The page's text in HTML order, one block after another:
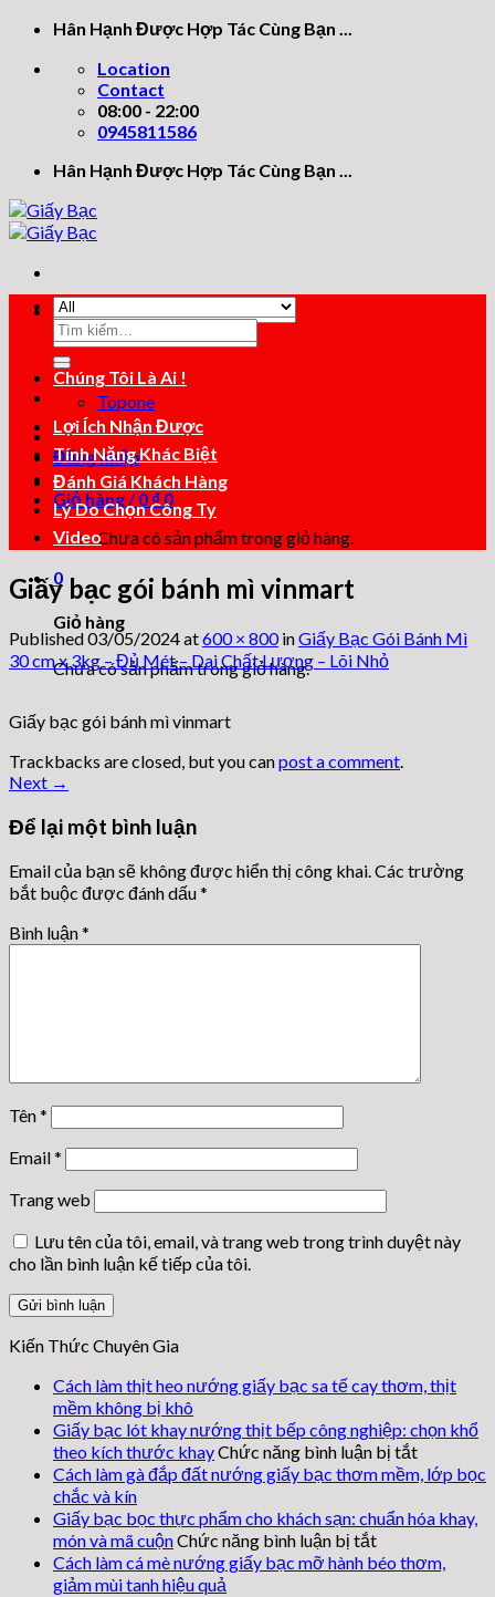
Skip
content
Hân Hạnh Được Hợp Tác Cùng Bạn ...
Location
Contact
08:00 - 22:00
0945811586
Hân Hạnh Được Hợp Tác Cùng Bạn ...
Tìm
kiếm:
Đăng nhập
Giỏ hàng /0 ₫ 0
Chưa có sản phẩm trong giỏ hàng.
0
Giỏ hàng
Chưa có sản phẩm trong giỏ hàng.
Tìm
kiếm:
Chúng Tôi Là Ai !
Topone
Lợi Ích Nhận Được
Tính Năng Khác Biệt
Đánh Giá Khách Hàng
Lý Do Chọn Công Ty
Video
Giấy bạc gói bánh mì vinmart
Published03/05/2024at600 × 800inGiấy Bạc Gói Bánh Mì
30 cm x 3kg – Đủ Mét – Dai Chất Lượng – Lõi Nhỏ
Giấy bạc gói bánh mì vinmart
Trackbacks are closed, but you canpost a comment.
Next →
Để lại một bình luận
Email của bạn sẽ không được hiển thị công khai.Các trường
bắt buộc được đánh dấu*
Bình luận*
Tên*
Email*
Trang web
Lưu tên của tôi, email, và trang web trong trình duyệt này
cho lần bình luận kế tiếp của tôi.
Kiến Thức Chuyên Gia
Cách làm thịt heo nướng giấy bạc sa tế cay thơm, thịt
mềm không bị khô
Giấy bạc lót khay nướng thịt bếp công nghiệp: chọn khổ
theo kích thước khayChức năng bình luận bị tắtở
Giấy
lót
nướng
Cách làm gà đắp đất nướng giấy bạc thơm mềm, lớp bọc
chắc và kín
Giấy bạc bọc thực phẩm cho khách sạn: chuẩn hóa khay,
món và mã cuộnChức năng bình luận bị tắtở
Giấy
Cách làm cá mè nướng giấy bạc mỡ hành béo thơm,
giảm mùi tanh hiệu quả